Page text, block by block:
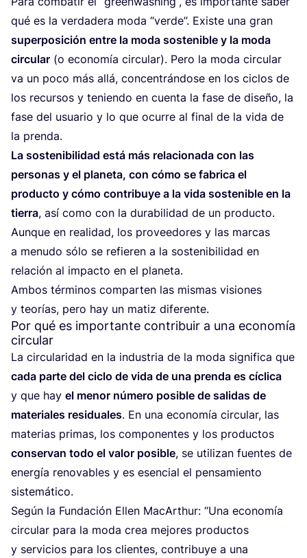
qué es la ver­da­de­ra moda “ver­de”. Exis­te una gran
super­po­si­ción entre la moda sos­te­ni­ble y la moda
cir­cu­lar (o eco­no­mía cir­cu­lar). Pero la moda cir­cu­lar
va un poco más allá, con­cen­trán­do­se en los ciclos de
los recur­sos y tenien­do en cuen­ta la fase de dise­ño, la
fase del usua­rio y lo que ocu­rre al final de la vida de
la prenda.
La sos­te­ni­bi­li­dad está más rela­cio­na­da con las
per­so­nas y el pla­ne­ta, con cómo se fabri­ca el
pro­duc­to y cómo con­tri­bu­ye a la vida sos­te­ni­ble en la
tie­rra, así como con la dura­bi­li­dad de un pro­duc­to.
Aun­que en reali­dad, los pro­vee­do­res y las mar­cas
a menu­do sólo se refie­ren a la sos­te­ni­bi­li­dad en
rela­ción al impac­to en el planeta.
Ambos tér­mi­nos com­par­ten las mis­mas visio­nes
y teo­rías, pero hay un matiz diferente.
Por qué es importante contribuir a una economía
circular
La cir­cu­la­ri­dad en la indus­tria de la moda sig­ni­fi­ca que
cada par­te del ciclo de vida de una pren­da es cícli­ca
y que hay el menor núme­ro posi­ble de sali­das de
mate­ria­les resi­dua­les. En una eco­no­mía cir­cu­lar, las
mate­rias pri­mas, los com­po­nen­tes y los pro­duc­tos
con­ser­van todo el valor posi­ble, se uti­li­zan fuen­tes de
ener­gía reno­va­bles y es esen­cial el pen­sa­mien­to
sistemático.
Según la Fun­da­ción Ellen MacArthur: “Una eco­no­mía
cir­cu­lar para la moda crea mejo­res pro­duc­tos
y ser­vi­cios para los clien­tes, con­tri­bu­ye a una